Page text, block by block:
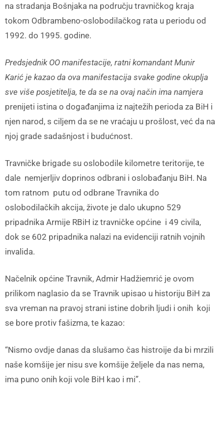
na stradanja Bošnjaka na području travničkog kraja
tokom Odbrambeno-oslobodilačkog rata u periodu od
1992. do 1995. godine.
Predsjednik OO manifestacije, ratni komandant Munir
Karić je kazao da ova manifestacija svake godine okuplja
sve više posjetitelja, te da se na ovaj način ima namjera
prenijeti istina o događanjima iz najtežih perioda za BiH i
njen narod, s ciljem da se ne vraćaju u prošlost, već da na
njoj grade sadašnjost i budućnost.
Travničke brigade su oslobodile kilometre teritorije, te
dale nemjerljiv doprinos odbrani i oslobađanju BiH. Na
tom ratnom putu od odbrane Travnika do
oslobodilačkih akcija, živote je dalo ukupno 529
pripadnika Armije RBiH iz travničke općine i 49 civila,
dok se 602 pripadnika nalazi na evidenciji ratnih vojnih
invalida.
Načelnik općine Travnik, Admir Hadžiemrić je ovom
prilikom naglasio da se Travnik upisao u historiju BiH za
sva vreman na pravoj strani istine dobrih ljudi i onih koji
se bore protiv fašizma, te kazao:
“Nismo ovdje danas da slušamo čas histroije da bi mrzili
naše komšije jer nisu sve komšije željele da nas nema,
ima puno onih koji vole BiH kao i mi”.